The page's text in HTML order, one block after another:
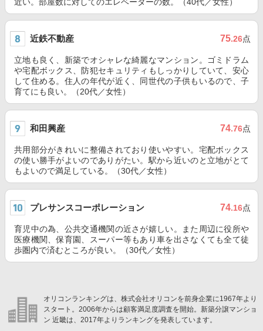
近鉄不動産 75.26点
立地も良く、新築でオシャレな綺麗なマンション。ゴミドラム
や宅配ボックス、防犯セキュリティもしっかりしていて、安心
して住める。住人の年代が近く、同世代の子供もいるので、子
育てにも良い。（20代／女性）
和田興産 74.76点
共用部分がきれいに整備されており使いやすい。宅配ボックス
の使い勝手がよいのでありがたい。駅から近いのと立地がとて
もよいので満足している。（30代／女性）
プレサンスコーポレーション 74.16点
育児中の為、公共交通機関の近さが嬉しい。また周辺に役所や
医療機関、保育園、スーパー等もあり車を出さなくても全て徒
歩圏内で済むところが良い。（30代／女性）
オリコンランキングは、株式会社オリコンを前身企業に1967年より
スタート。2006年からは顧客満足度調査を開始。新築分譲マンショ
ン 近畿は、2017年よりランキングを発表しています。